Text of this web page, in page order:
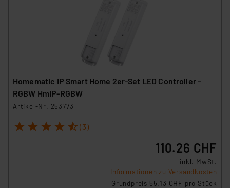
Homematic IP Smart Home 2er-Set LED Controller –
RGBW HmIP-RGBW
Artikel-Nr. 253773
1 2 3 4 5 (3)
110.26 CHF
inkl. MwSt.
Informationen zu Versandkosten
Grundpreis 55.13 CHF pro Stück